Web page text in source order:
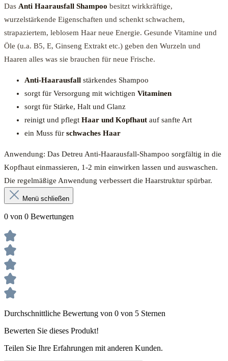
Das Anti Haarausfall Shampoo besitzt wirkkräftige,
wurzelstärkende Eigenschaften und schenkt schwachem,
strapaziertem, leblosem Haar neue Energie. Gesunde Vitamine und
Öle (u.a. B5, E, Ginseng Extrakt etc.) geben den Wurzeln und
Haaren alles was sie brauchen für neue Frische.
Anti-Haarausfall stärkendes Shampoo
sorgt für Versorgung mit wichtigen Vitaminen
sorgt für Stärke, Halt und Glanz
reinigt und pflegt Haar und Kopfhaut auf sanfte Art
ein Muss für schwaches Haar
Anwendung: Das Detreu Anti-Haarausfall-Shampoo sorgfältig in die
Kopfhaut einmassieren, 1-2 min einwirken lassen und auswaschen.
Die regelmäßige Anwendung verbessert die Haarstruktur spürbar.
Menü schließen
0 von 0 Bewertungen
Durchschnittliche Bewertung von 0 von 5 Sternen
Bewerten Sie dieses Produkt!
Teilen Sie Ihre Erfahrungen mit anderen Kunden.